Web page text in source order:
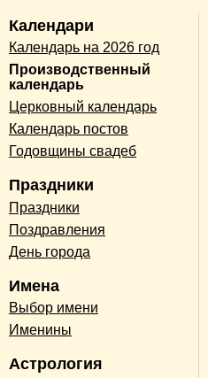
Календари
Календарь на 2026 год
Производственный
календарь
Церковный календарь
Календарь постов
Годовщины свадеб
Праздники
Праздники
Поздравления
День города
Имена
Выбор имени
Именины
Астрология